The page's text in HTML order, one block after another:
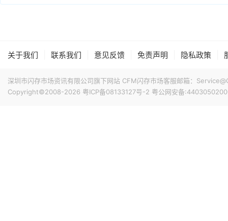
关于我们 联系我们 意见反馈 免责声明 隐私政策
深圳市闪存市场资讯有限公司旗下网站 CFM闪存市场客服邮箱：
Copyright©2008-2026 粤ICP备08133127号-2 粤公网安备